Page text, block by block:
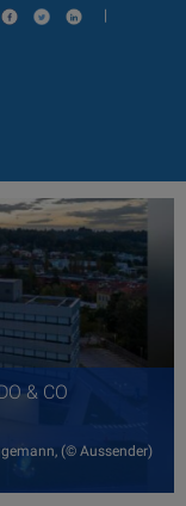
|
& CO
(© Aussender)